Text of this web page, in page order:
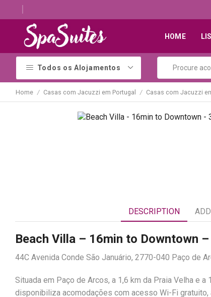
HOME
Todos os Alojamentos
Home / Casas com Jacuzzi em Portugal / Casas com Jacuzzi
DESCRIPTION
Beach Villa – 16min to Downtown
44C Avenida Conde São Januário, 2770-040 Paço de
Situada em Paço de Arcos, a 1,6 km da Praia Velha e
disponibiliza acomodações com acesso Wi-Fi